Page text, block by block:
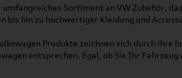
umfangreiches Sortiment an VW Zubehör,
bis hin zu hochwertiger Kleidung und
Produkte zeichnen sich durch ihre
entsprechen. Egal, ob Sie Ihr